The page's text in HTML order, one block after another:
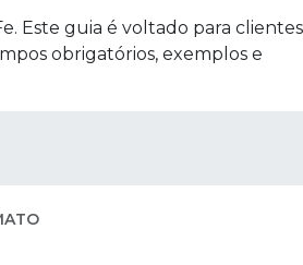
Este guia é voltado para
obrigatórios, exemplos e